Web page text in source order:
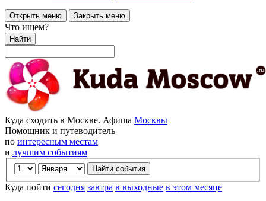
Открыть меню Закрыть меню
Что ищем?
Найти
Куда сходить в Москве. Афиша Москвы
Помощник и путеводитель
по интересным местам
и лучшим событиям
Куда пойти сегодня завтра в выходные в этом месяце